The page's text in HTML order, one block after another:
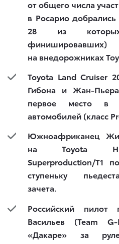
от общего числа
в Росарио
28 из
на внедорожниках
Toyota Land Cruiser
Гибона и Жан-Пьера
первое место в
автомобилей (класс
Южноафриканец
на Toyota
Superproduction/T1
ступеньку
зачета.
Российский пилот
Васильев (Team
«Дакаре» за